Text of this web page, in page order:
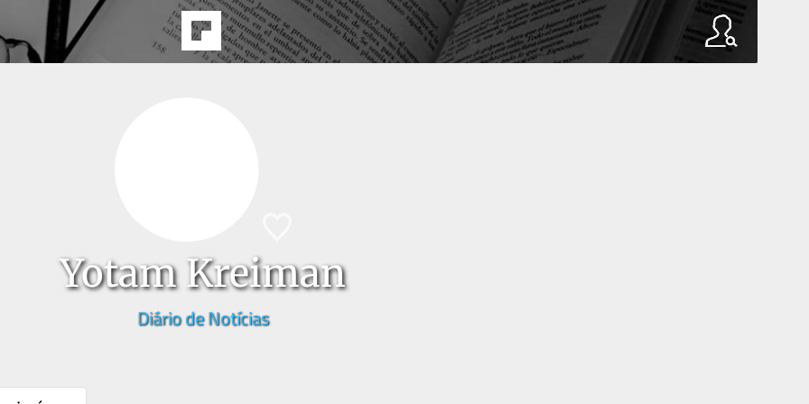
Yotam Kreiman
Diário de Notícias